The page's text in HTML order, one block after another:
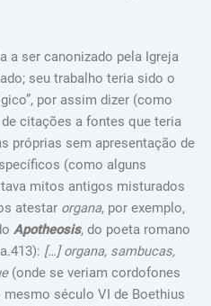
a ser canonizado pela Igreja
seu trabalho teria sido o
por assim dizer (como
citações a fontes que teria
próprias sem apresentação de
(como alguns
mitos antigos misturados
atestar organa, por exemplo,
Apotheosis, do poeta romano
[…] organa, sambucas,
(onde se veriam cordofones
século VI de Boethius